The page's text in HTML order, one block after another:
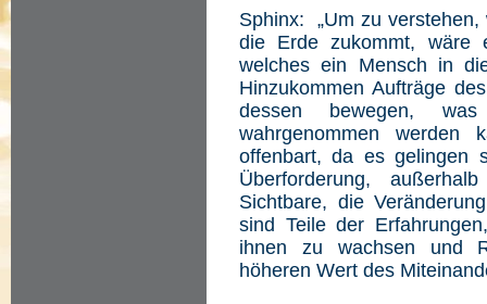
Sphinx: „Um zu
die Erde zukommt, wäre
welches ein Mensch in
Hinzukommen Aufträge
dessen bewegen, was
wahrgenommen werden
offenbart, da es gelingen
Überforderung,
Sichtbare, die
sind Teile der
ihnen zu wachsen und
höheren Wert des